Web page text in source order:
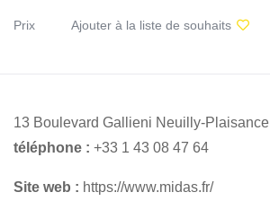
Prix Ajouter à la liste de souhaits
13 Boulevard Gallieni Neuilly-Plaisance
téléphone : +33 1 43 08 47 64
Site web : https://www.midas.fr/